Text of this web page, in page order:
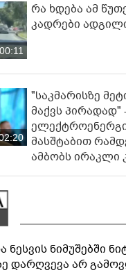
00:11
რა ხდება ამ
კადრები
"საკმარისზე
მაქვს პირადად"
მასშტაბით
ამბობს ირაკლი
ნესვის ნიმუშებში
დარღვევა არ